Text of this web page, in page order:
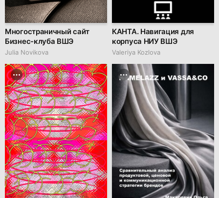
Многостраничный сайт
Бизнес-клуба ВШЭ
Julia Novikova
КАНТА. Навигация для
корпуса НИУ ВШЭ
Valeriya Kozlova